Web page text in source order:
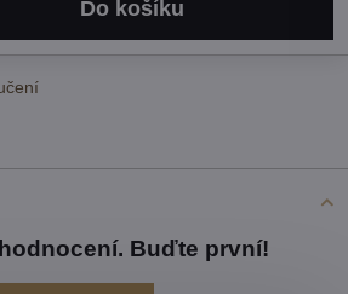
Do košíku
Buďte první!